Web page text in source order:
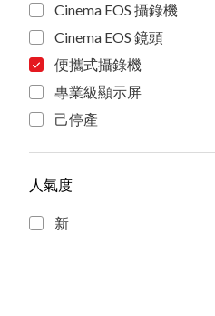
Cinema EOS 攝錄機
Cinema EOS 鏡頭
便攜式攝錄機
專業級顯示屏
己停產
人氣度
新